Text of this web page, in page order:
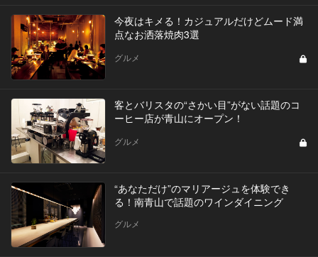
今夜はキメる！カジュアルだけどムード満
点なお洒落焼肉3選
グルメ
客とバリスタの“さかい目”がない話題のコ
ーヒー店が青山にオープン！
グルメ
“あなただけ”のマリアージュを体験でき
る！南青山で話題のワインダイニング
グルメ